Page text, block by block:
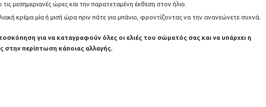
μεσημεριανές ώρες και την παρατεταμένη έκθεση στον ήλιο
κρέμα μία ή μισή ώρα πριν πάτε για μπάνιο, φροντίζοντας να την ανανεώνετε συχνά.
για να καταγραφούν όλες οι ελιές του σώματός σας και να υπάρχει η
στην περίπτωση κάποιας αλλαγής.